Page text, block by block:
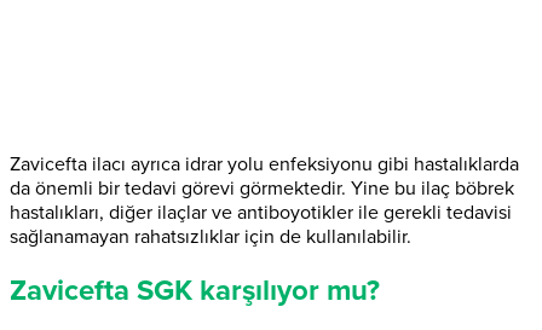
Zavicefta ilacı ayrıca idrar yolu enfeksiyonu gibi hastalıklarda
da önemli bir tedavi görevi görmektedir. Yine bu ilaç böbrek
hastalıkları, diğer ilaçlar ve antiboyotikler ile gerekli tedavisi
sağlanamayan rahatsızlıklar için de kullanılabilir.
Zavicefta SGK karşılıyor mu?